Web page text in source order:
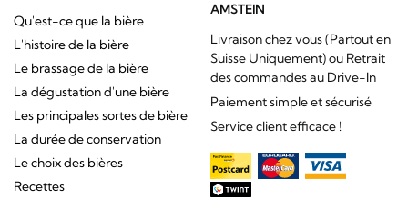
Qu'est-ce que la bière
L'histoire de la bière
Le brassage de la bière
La dégustation d'une bière
Les principales sortes de bière
La durée de conservation
Le choix des bières
Recettes
AMSTEIN
Livraison chez vous (Partout en
Suisse Uniquement) ou Retrait
des commandes au Drive-In
Paiement simple et sécurisé
Service client efficace !